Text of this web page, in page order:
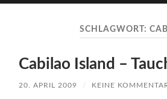
Menü
SCHLAGWORT:
Cabilao Island –
20. APRIL 2009 / KEINE